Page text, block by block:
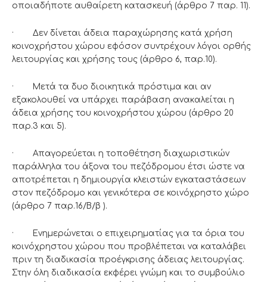
οποιαδήποτε αυθαίρετη κατασκευή (άρθρο 7 παρ. 11).
· Δεν δίνεται άδεια παραχώρησης κατά χρήση
κοινοχρήστου χώρου εφόσον συντρέχουν λόγοι ορθής
λειτουργίας και χρήσης τους (άρθρο 6, παρ.10).
· Μετά τα δυο διοικητικά πρόστιμα και αν
εξακολουθεί να υπάρχει παράβαση ανακαλείται η
άδεια χρήσης του κοινοχρήστου χώρου (άρθρο 20
παρ.3 και 5).
· Απαγορεύεται η τοποθέτηση διαχωριστικών
παράλληλα του άξονα του πεζόδρομου έτσι ώστε να
αποτρέπεται η δημιουργία κλειστών εγκαταστάσεων
στον πεζόδρομο και γενικότερα σε κοινόχρηστο χώρο
(άρθρο 7 παρ.16/Β/β ).
· Ενημερώνεται ο επιχειρηματίας για τα όρια του
κοινόχρηστου χώρου που προβλέπεται να καταλάβει
πριν τη διαδικασία προέγκρισης άδειας λειτουργίας.
Στην όλη διαδικασία εκφέρει γνώμη και το συμβούλιο